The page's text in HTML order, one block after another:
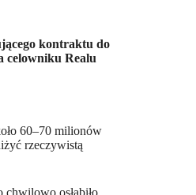
kontraktu do
celowniku Realu
60–70 milionów
rzeczywistą